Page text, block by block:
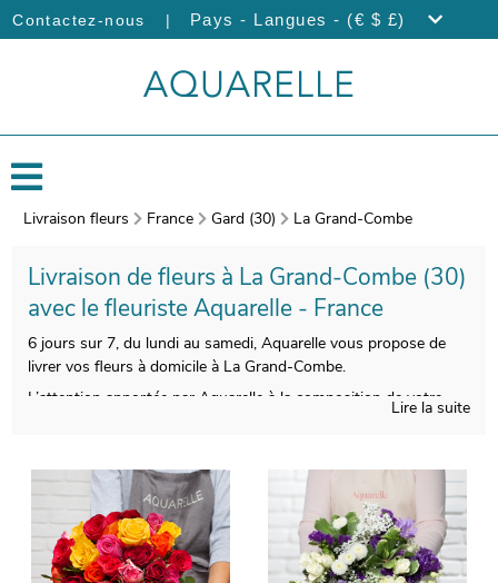
Contactez-nous | Pays - Langues - (€ $ £)
Livraison fleurs France Gard (30) La Grand-Combe
Livraison de fleurs à La Grand-Combe (30)
avec le fleuriste Aquarelle - France
6 jours sur 7, du lundi au samedi, Aquarelle vous propose de
livrer vos fleurs à domicile à La Grand-Combe.
L’attention apportée par Aquarelle à la composition de votre
bouquet sera ensuite conditionné, et une photo de votre
commande sera prise, après avoir ajouté un vase de transport
pour le protéger. Vous aurez ensuite la faculté de visualiser
l’apparence de votre bouquet, puisque cette photo vous sera
envoyée. C’est alors que sera organisée sa livraison à La Grand-
Lire la suite